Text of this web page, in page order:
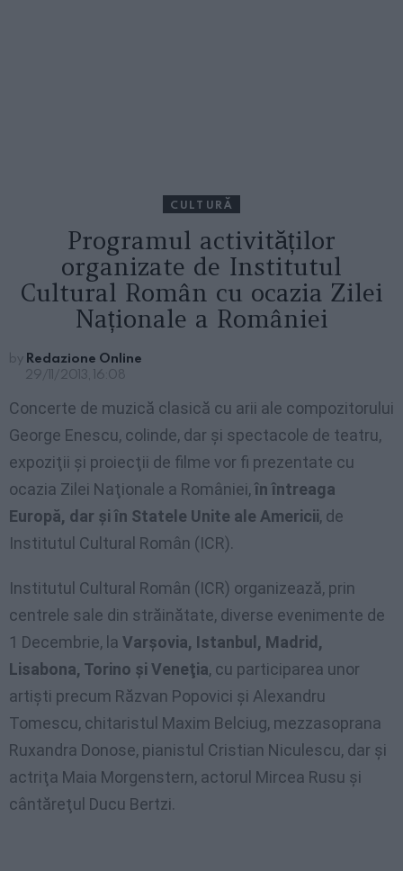
CULTURĂ
Programul activităților
organizate de Institutul
Cultural Român cu ocazia Zilei
Naționale a României
by Redazione Online
29/11/2013, 16:08
Concerte de muzică clasică cu arii ale compozitorului
George Enescu, colinde, dar şi spectacole de teatru,
expoziţii şi proiecţii de filme vor fi prezentate cu
ocazia Zilei Naţionale a României,în întreaga
Europă, dar şi în Statele Unite ale Americii, de
Institutul Cultural Român (ICR).
Institutul Cultural Român (ICR) organizează, prin
centrele sale din străinătate, diverse evenimente de
1 Decembrie, la Varşovia, Istanbul, Madrid,
Lisabona, Torino şi Veneţia, cu participarea unor
artişti precum Răzvan Popovici şi Alexandru
Tomescu, chitaristul Maxim Belciug, mezzasoprana
Ruxandra Donose, pianistul Cristian Niculescu, dar şi
actriţa Maia Morgenstern, actorul Mircea Rusu şi
cântăreţul Ducu Bertzi.